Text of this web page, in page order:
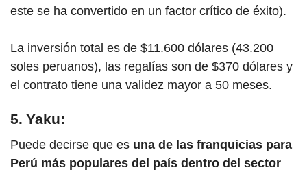
este se ha convertido en un factor crítico de éxito).
La inversión total es de $11.600 dólares (43.200
soles peruanos), las regalías son de $370 dólares y
el contrato tiene una validez mayor a 50 meses.
5. Yaku:
Puede decirse que es una de las franquicias para
Perú más populares del país dentro del sector